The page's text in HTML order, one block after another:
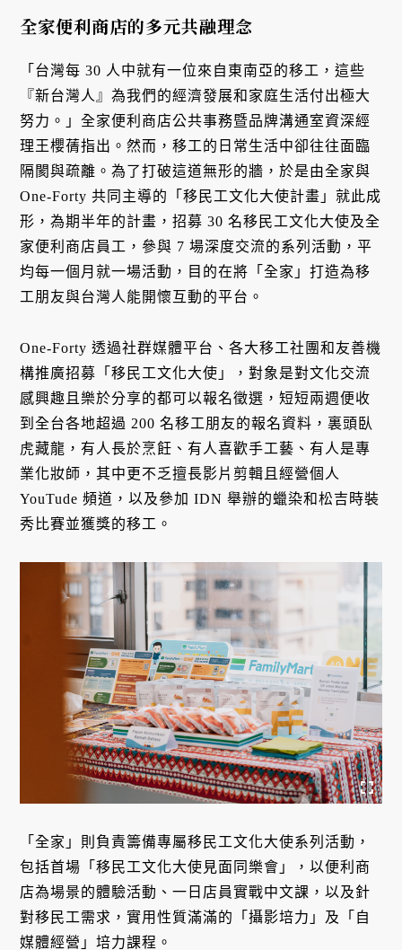
全家便利商店的多元共融理念
「台灣每 30 人中就有一位來自東南亞的移工，這些
『新台灣人』為我們的經濟發展和家庭生活付出極大
努力。」全家便利商店公共事務暨品牌溝通室資深經
理王櫻蒨指出。然而，移工的日常生活中卻往往面臨
隔閡與疏離。為了打破這道無形的牆，於是由全家與
One-Forty 共同主導的「移民工文化大使計畫」就此成
形，為期半年的計畫，招募 30 名移民工文化大使及全
家便利商店員工，參與 7 場深度交流的系列活動，平
均每一個月就一場活動，目的在將「全家」打造為移
工朋友與台灣人能開懷互動的平台。
One-Forty 透過社群媒體平台、各大移工社團和友善機
構推廣招募「移民工文化大使」，對象是對文化交流
感興趣且樂於分享的都可以報名徵選，短短兩週便收
到全台各地超過 200 名移工朋友的報名資料，裏頭臥
虎藏龍，有人長於烹飪、有人喜歡手工藝、有人是專
業化妝師，其中更不乏擅長影片剪輯且經營個人
YouTude 頻道，以及參加 IDN 舉辦的蠟染和松吉時裝
秀比賽並獲獎的移工。
「全家」則負責籌備專屬移民工文化大使系列活動，
包括首場「移民工文化大使見面同樂會」，以便利商
店為場景的體驗活動、一日店員實戰中文課，以及針
對移民工需求，實用性質滿滿的「攝影培力」及「自
媒體經營」培力課程。